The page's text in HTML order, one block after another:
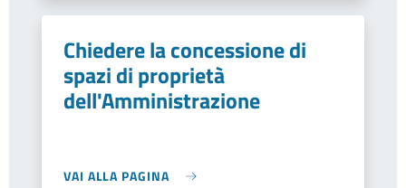
Chiedere la concessione di
spazi di proprietà
dell'Amministrazione
VAI ALLA PAGINA